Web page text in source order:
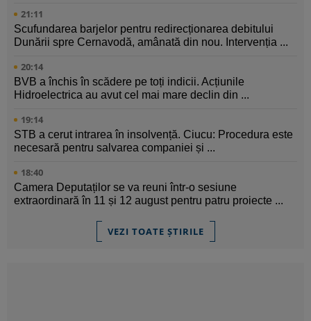
21:11
Scufundarea barjelor pentru redirecționarea debitului
Dunării spre Cernavodă, amânată din nou. Intervenția ...
20:14
BVB a închis în scădere pe toți indicii. Acțiunile
Hidroelectrica au avut cel mai mare declin din ...
19:14
STB a cerut intrarea în insolvență. Ciucu: Procedura este
necesară pentru salvarea companiei și ...
18:40
Camera Deputaților se va reuni într-o sesiune
extraordinară în 11 și 12 august pentru patru proiecte ...
VEZI TOATE ȘTIRILE